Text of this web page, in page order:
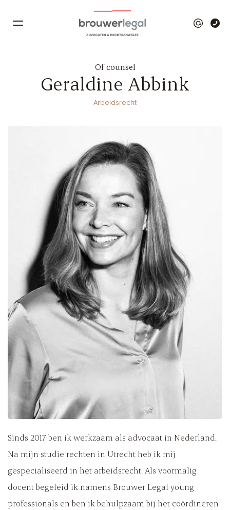
Of counsel
Geraldine Abbink
Arbeidsrecht
Sinds 2017 ben ik werkzaam als advocaat in Nederland.
Na mijn studie rechten in Utrecht heb ik mij
gespecialiseerd in het arbeidsrecht. Als voormalig
docent begeleid ik namens Brouwer Legal young
professionals en ben ik behulpzaam bij het coördineren